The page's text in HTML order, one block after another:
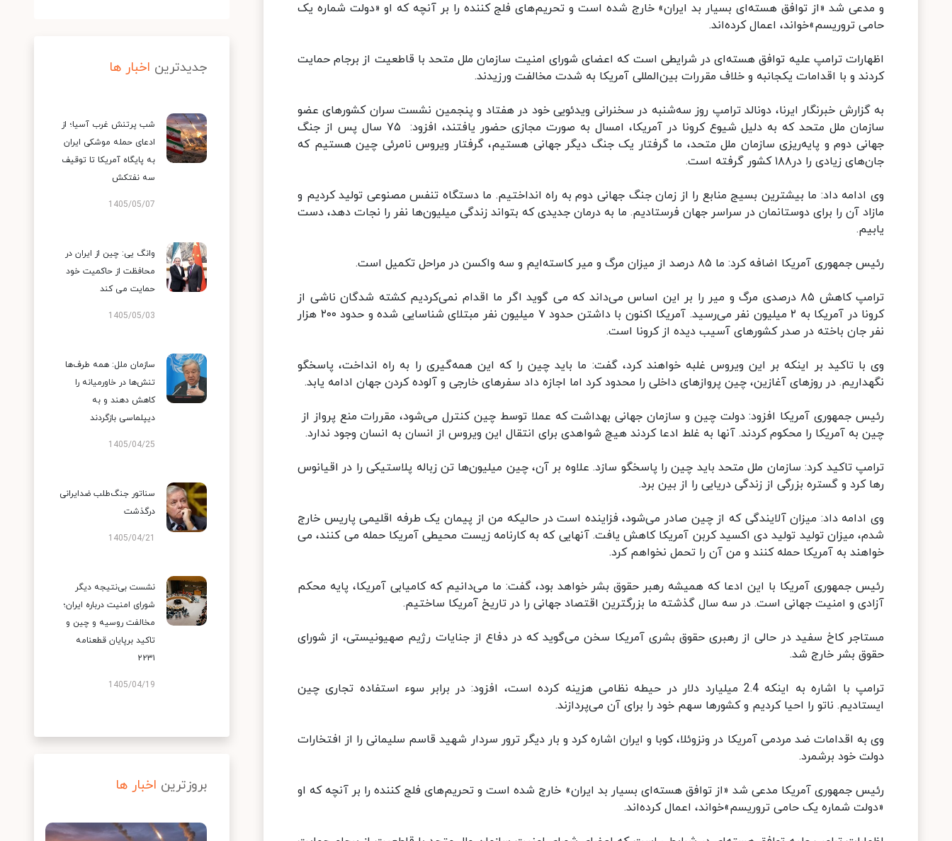
و مدعی شد «از توافق هسته‌ای بسیار بد ایران» خارج شده است و تحریم‌های فلج کننده را بر آنچه که او «دولت شماره یک
حامی تروریسم»خواند، اعمال کرده‌اند.
اظهارات ترامپ علیه توافق هسته‌ای در شرایطی است که اعضای شورای امنیت سازمان ملل متحد با قاطعیت از برجام حمایت
کردند و با اقدامات یکجانبه و خلاف مقررات بین‌المللی آمریکا به شدت مخالفت ورزیدند.
به گزارش خبرنگار ایرنا، دونالد ترامپ روز سه‌شنبه در سخنرانی ویدئویی خود در هفتاد و پنجمین نشست سران کشورهای عضو
سازمان ملل متحد که به دلیل شیوع کرونا در آمریکا، امسال به صورت مجازی حضور یافتند، افزود: ۷۵ سال پس از جنگ
جهانی دوم و پایه‌ریزی سازمان ملل متحد، ما گرفتار یک جنگ دیگر جهانی هستیم، گرفتار ویروس نامرئی چین هستیم که
جان‌های زیادی را در۱۸۸ کشور گرفته است.
وی ادامه داد: ما بیشترین بسیج منابع را از زمان جنگ جهانی دوم به راه انداختیم. ما دستگاه تنفس مصنوعی تولید کردیم و
مازاد آن را برای دوستانمان در سراسر جهان فرستادیم. ما به درمان جدیدی که بتواند زندگی میلیون‌ها نفر را نجات دهد، دست
یابیم.
رئیس جمهوری آمریکا اضافه کرد: ما ۸۵ درصد از میزان مرگ و میر کاسته‌ایم و سه واکسن در مراحل تکمیل است.
ترامپ کاهش ۸۵ درصدی مرگ و میر را بر این اساس می‌داند که می گوید اگر ما اقدام نمی‌کردیم کشته شدگان ناشی از
کرونا در آمریکا به ۲ میلیون نفر می‌رسید. آمریکا اکنون با داشتن حدود ۷ میلیون نفر مبتلای شناسایی شده و حدود ۲۰۰ هزار
نفر جان باخته در صدر کشورهای آسیب دیده از کرونا است.
وی با تاکید بر اینکه بر این ویروس غلبه خواهند کرد، گفت: ما باید چین را که این همه‌گیری را به راه انداخت، پاسخگو
نگهداریم. در روزهای آغازین، چین پروازهای داخلی را محدود کرد اما اجازه داد سفرهای خارجی و آلوده کردن جهان ادامه یابد.
رئیس جمهوری آمریکا افزود: دولت چین و سازمان جهانی بهداشت که عملا توسط چین کنترل می‌شود، مقررات منع پرواز از
چین به آمریکا را محکوم کردند. آنها به غلط ادعا کردند هیچ شواهدی برای انتقال این ویروس از انسان به انسان وجود ندارد.
ترامپ تاکید کرد: سازمان ملل متحد باید چین را پاسخگو سازد. علاوه بر آن، چین میلیون‌ها تن زباله پلاستیکی را در اقیانوس
رها کرد و گستره بزرگی از زندگی دریایی را از بین برد.
وی ادامه داد: میزان آلایندگی که از چین صادر می‌شود، فزاینده است در حالیکه من از پیمان یک طرفه اقلیمی پاریس خارج
شدم، میزان تولید تولید دی اکسید کربن آمریکا کاهش یافت. آنهایی که به کارنامه زیست محیطی آمریکا حمله می کنند، می
خواهند به آمریکا حمله کنند و من آن را تحمل نخواهم کرد.
رئیس جمهوری آمریکا با این ادعا که همیشه رهبر حقوق بشر خواهد بود، گفت: ما می‌دانیم که کامیابی آمریکا، پایه محکم
آزادی و امنیت جهانی است. در سه سال گذشته ما بزرگترین اقتصاد جهانی را در تاریخ آمریکا ساختیم.
مستاجر کاخ سفید در حالی از رهبری حقوق بشری آمریکا سخن می‌گوید که در دفاع از جنایات رژیم صهیونیستی، از شورای
حقوق بشر خارج شد.
ترامپ با اشاره به اینکه 2.4 میلیارد دلار در حیطه نظامی هزینه کرده است، افزود: در برابر سوء استفاده تجاری چین
ایستادیم. ناتو را احیا کردیم و کشورها سهم خود را برای آن می‌پردازند.
وی به اقدامات ضد مردمی آمریکا در ونزوئلا، کوبا و ایران اشاره کرد و بار دیگر ترور سردار شهید قاسم سلیمانی را از افتخارات
دولت خود برشمرد.
رئیس جمهوری آمریکا مدعی شد «از توافق هسته‌ای بسیار بد ایران» خارج شده است و تحریم‌های فلج کننده را بر آنچه که او
«دولت شماره یک حامی تروریسم»خواند، اعمال کرده‌اند.
جدیدترین اخبار ها
شب پرتنش غرب آسیا؛ از
ادعای حمله موشکی ایران
به پایگاه آمریکا تا توقیف
سه نفتکش
1405/05/07
وانگ یی: چین از ایران در
محافظت از حاکمیت خود
حمایت می کند
1405/05/03
سازمان ملل: همه طرف‌ها
تنش‌ها در خاورمیانه را
کاهش دهند و به
دیپلماسی بازگردند
1405/04/25
سناتور جنگ‌طلب ضدایرانی
درگذشت
1405/04/21
نشست بی‌نتیجه دیگر
شورای امنیت درباره ایران؛
مخالفت روسیه و چین و
تاکید برپایان قطعنامه
۲۲۳۱
1405/04/19
بروزترین اخبار ها